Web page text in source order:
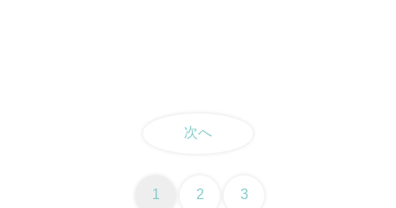
次へ
1 2 3